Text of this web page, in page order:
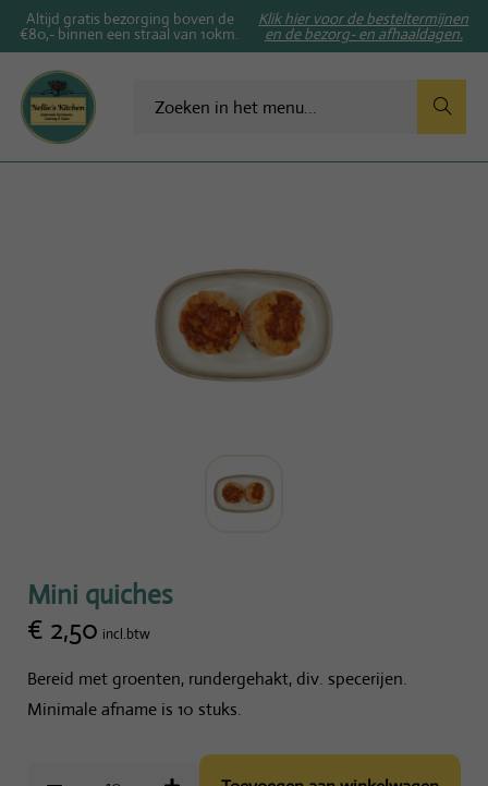
Altijd gratis bezorging boven de
€80,- binnen een straal van 10km.
Klik hier voor de besteltermijnen
en de bezorg- en afhaaldagen.
Mini quiches
€ 2,50 incl.btw
Bereid met groenten, rundergehakt, div. specerijen.
Minimale afname is 10 stuks.